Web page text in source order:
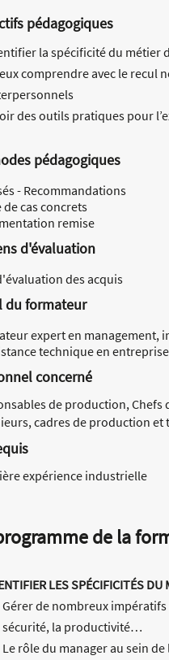
pédagogiques
la spécificité du métier
comprendre avec le recul
des outils pratiques pour
pédagogiques
- Recommandations
de cas concrets
remise
d'évaluation
des acquis
du formateur
expert en management,
technique en entreprise
concerné
de production, Chefs
cadres de production et
expérience industrielle
de la
LES SPÉCIFICITÉS DU
Gérer de nombreux
sécurité, la productivité…
Le rôle du manager au sein de